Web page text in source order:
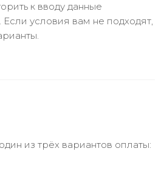
к вводу данные
Если условия вам не подходят,
из трёх вариантов оплаты: